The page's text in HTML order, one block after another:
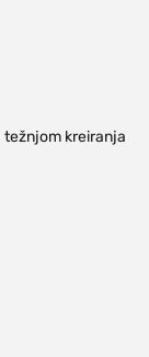
težnjom kreiranja